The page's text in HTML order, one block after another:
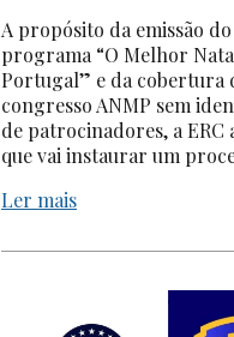
A propósito da emissão do
programa “O Melhor
Portugal” e da cobertura
congresso ANMP sem
de patrocinadores, a ERC
que vai instaurar um
Ler mais